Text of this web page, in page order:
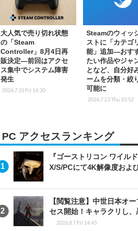
大人気で売り切れ状態
の「Steam
Controller」8月4日再
販決定―前回はアクセ
ス集中でシステム障害
発生
2026.7.31 Fri 14:30
Steamのウィッ
ストに「カテゴ
能」追加―おす
たい作品やジャ
となど、自分好
ームを分類・絞
可能に
2026.7.23 Thu 10:52
PC アクセスランキング
『ゴーストリコン ワイル
X/S/PCにて4K解像度およ
【閲覧注意】中世日本オ
セス開始！キャラクリし
2026.8.7 Fri 14:45